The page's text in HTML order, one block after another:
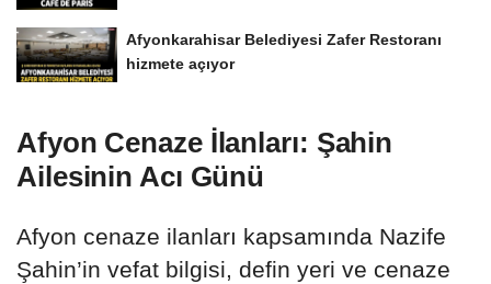
Afyonkarahisar Belediyesi Zafer Restoranı
hizmete açıyor
Afyon Cenaze İlanları: Şahin
Ailesinin Acı Günü
Afyon cenaze ilanları kapsamında Nazife
Şahin’in vefat bilgisi, defin yeri ve cenaze